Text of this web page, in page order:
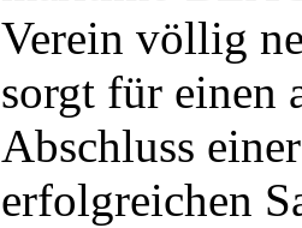
Verein völlig
sorgt für einen
Abschluss
erfolgreichen